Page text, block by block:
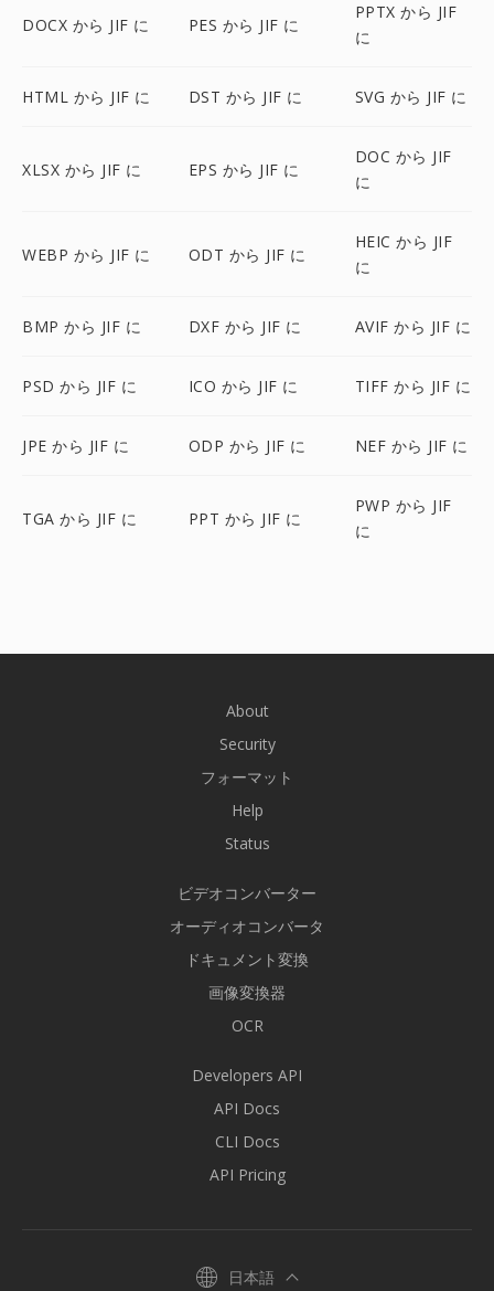
DOCX から JIF に PES から JIF に
PPTX から JIF
に
HTML から JIF に DST から JIF に SVG から JIF に
XLSX から JIF に EPS から JIF に
DOC から JIF
に
WEBP から JIF に ODT から JIF に
HEIC から JIF
に
BMP から JIF に DXF から JIF に AVIF から JIF に
PSD から JIF に ICO から JIF に TIFF から JIF に
JPE から JIF に ODP から JIF に NEF から JIF に
TGA から JIF に PPT から JIF に
PWP から JIF
に
About
Security
フォーマット
Help
Status
ビデオコンバーター
オーディオコンバータ
ドキュメント変換
画像変換器
OCR
Developers API
API Docs
CLI Docs
API Pricing
日本語